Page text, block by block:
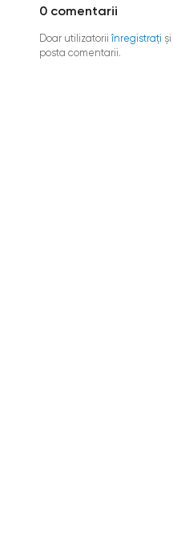
0 comentarii
Doar utilizatorii înregistraţi şi
posta comentarii.